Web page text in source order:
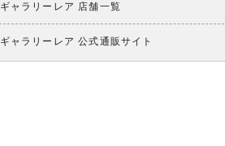
ギャラリーレア 店舗一覧
ギャラリーレア 公式通販サイト